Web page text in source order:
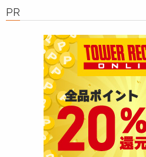
PR